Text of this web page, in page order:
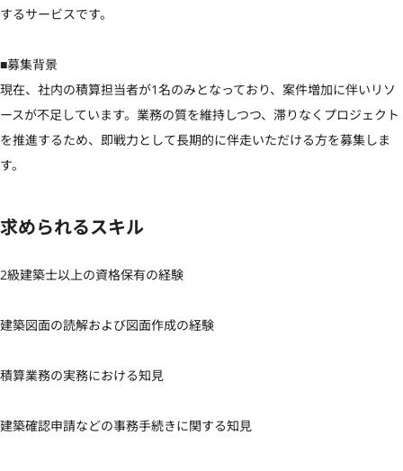
するサービスです。
■募集背景
現在、社内の積算担当者が1名のみとなっており、案件増加に伴いリソ
ースが不足しています。業務の質を維持しつつ、滞りなくプロジェクト
を推進するため、即戦力として長期的に伴走いただける方を募集しま
す。
求められるスキル
2級建築士以上の資格保有の経験
建築図面の読解および図面作成の経験
積算業務の実務における知見
建築確認申請などの事務手続きに関する知見